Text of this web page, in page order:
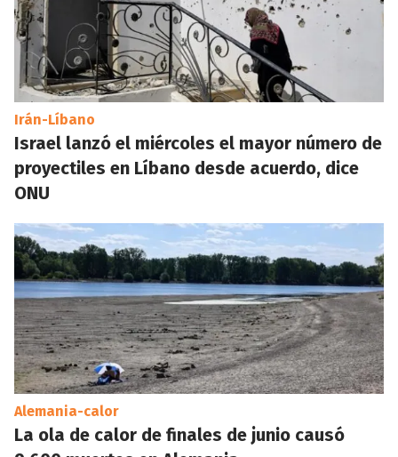
Irán-Líbano
Israel lanzó el miércoles el mayor número de
proyectiles en Líbano desde acuerdo, dice
ONU
Alemania-calor
La ola de calor de finales de junio causó